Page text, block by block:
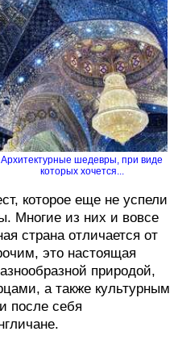
Архитектурные шедевры, при виде
которых хочется...
которое еще не успели
Многие из них и вовсе
страна отличается от
это настоящая
природой,
а также культурным
после себя